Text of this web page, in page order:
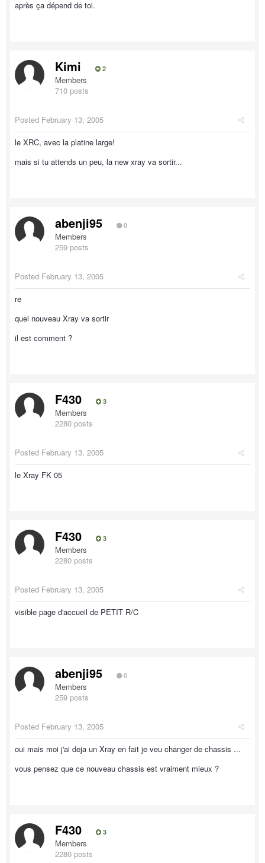
après ça dépend de toi.
Kimi 2
Members
710 posts
Posted February 13, 2005
le XRC, avec la platine large!
mais si tu attends un peu, la new xray va sortir...
abenji95 0
Members
259 posts
Posted February 13, 2005
re
quel nouveau Xray va sortir
il est comment ?
F430 3
Members
2280 posts
Posted February 13, 2005
le Xray FK 05
F430 3
Members
2280 posts
Posted February 13, 2005
visible page d'accueil de PETIT R/C
abenji95 0
Members
259 posts
Posted February 13, 2005
oui mais moi j'ai deja un Xray en fait je veu changer de chassis ...
vous pensez que ce nouveau chassis est vraiment mieux ?
F430 3
Members
2280 posts